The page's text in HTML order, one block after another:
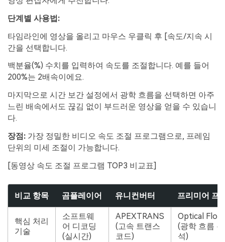
단계별 사용법:
타임라인에 영상을 올리고 마우스 우클릭 후 [속도/지속 시
간을 선택합니다.
백분율(%) 수치를 입력하여 속도를 조절합니다. 예를 들어
200%는 2배속이에요.
마지막으로 시간 보간 설정에서 광학 흐름을 선택하면 아주
느린 배속에서도 끊김 없이 부드러운 영상을 얻을 수 있습니
다.
장점: 가장 정밀한 비디오 속도 조절 프로그램으로, 프레임
단위의 미세 조절이 가능합니다.
[동영상 속도 조절 프로그램 TOP3 비교표]
비교 항목 곰플레이어 유니컨버터 프리미어 프
핵심 처리
기술
소프트웨
어 디코딩
(실시간)
APEXTRANS
(고속 트랜스
코드)
Optical Flow
(광학 흐름 분
석)